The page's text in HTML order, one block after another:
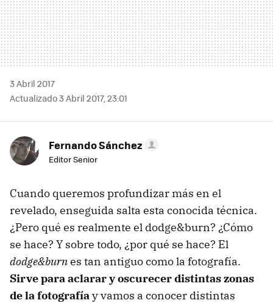
3 Abril 2017
Actualizado 3 Abril 2017, 23:01
Fernando Sánchez
Editor Senior
Cuando queremos profundizar más en el
revelado, enseguida salta esta conocida técnica.
¿Pero qué es realmente el dodge&burn? ¿Cómo
se hace? Y sobre todo, ¿por qué se hace? El
dodge&burnes tan antiguo como la fotografía.
Sirve para aclarar y oscurecer distintas zonas
de la fotografíay vamos a conocer distintas